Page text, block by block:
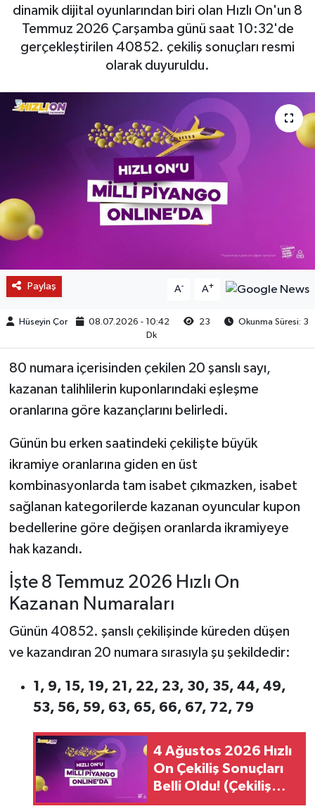
dinamik dijital oyunlarından biri olan Hızlı On'un 8
Temmuz 2026 Çarşamba günü saat 10:32'de
gerçekleştirilen 40852. çekiliş sonuçları resmi
olarak duyuruldu.
Paylaş A- A+
Hüseyin Çor 08.07.2026 - 10:42 23
Okunma Süresi: 3
Dk
80 numara içerisinden çekilen 20 şanslı sayı,
kazanan talihlilerin kuponlarındaki eşleşme
oranlarına göre kazançlarını belirledi.
Günün bu erken saatindeki çekilişte büyük
ikramiye oranlarına giden en üst
kombinasyonlarda tam isabet çıkmazken, isabet
sağlanan kategorilerde kazanan oyuncular kupon
bedellerine göre değişen oranlarda ikramiyeye
hak kazandı.
İşte 8 Temmuz 2026 Hızlı On
Kazanan Numaraları
Günün 40852. şanslı çekilişinde küreden düşen
ve kazandıran 20 numara sırasıyla şu şekildedir:
1, 9, 15, 19, 21, 22, 23, 30, 35, 44, 49,
53, 56, 59, 63, 65, 66, 67, 72, 79
4 Ağustos 2026 Hızlı
On Çekiliş Sonuçları
Belli Oldu! (Çekiliş
No: 46707)